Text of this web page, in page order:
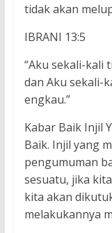
tidak akan
IBRANI 13:5
“Aku sekali-kali
dan Aku sekali-
engkau.”
Kabar Baik Injil
Baik. Injil yang
pengumuman
sesuatu, jika
kita akan
melakukannya